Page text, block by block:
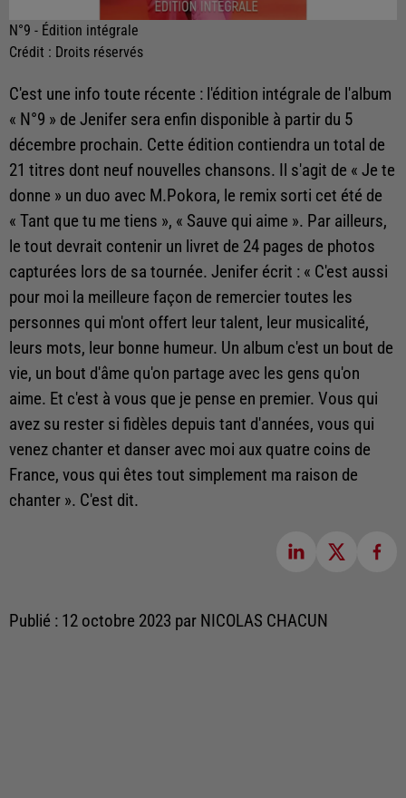
N°9 - Édition intégrale
Crédit : Droits réservés
C'est une info toute récente : l'édition intégrale de l'album
« N°9 » de Jenifer sera enfin disponible à partir du 5
décembre prochain. Cette édition contiendra un total de
21 titres dont neuf nouvelles chansons. Il s'agit de « Je te
donne » un duo avec M.Pokora, le remix sorti cet été de
« Tant que tu me tiens », « Sauve qui aime ». Par ailleurs,
le tout devrait contenir un livret de 24 pages de photos
capturées lors de sa tournée. Jenifer écrit : « C'est aussi
pour moi la meilleure façon de remercier toutes les
personnes qui m'ont offert leur talent, leur musicalité,
leurs mots, leur bonne humeur. Un album c'est un bout de
vie, un bout d'âme qu'on partage avec les gens qu'on
aime. Et c'est à vous que je pense en premier. Vous qui
avez su rester si fidèles depuis tant d'années, vous qui
venez chanter et danser avec moi aux quatre coins de
France, vous qui êtes tout simplement ma raison de
chanter ». C'est dit.
Publié : 12 octobre 2023 par NICOLAS CHACUN